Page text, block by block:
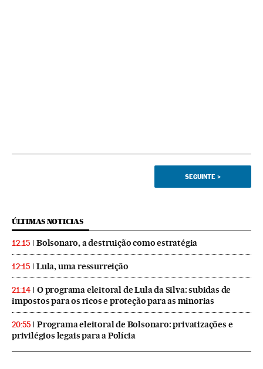
SEGUINTE >
ÚLTIMAS NOTICIAS
12:15 Bolsonaro, a destruição como estratégia
12:15 Lula, uma ressurreição
21:14
O programa eleitoral de Lula da Silva: subidas de
impostos para os ricos e proteção para as minorias
20:55
Programa eleitoral de Bolsonaro: privatizações e
privilégios legais para a Polícia